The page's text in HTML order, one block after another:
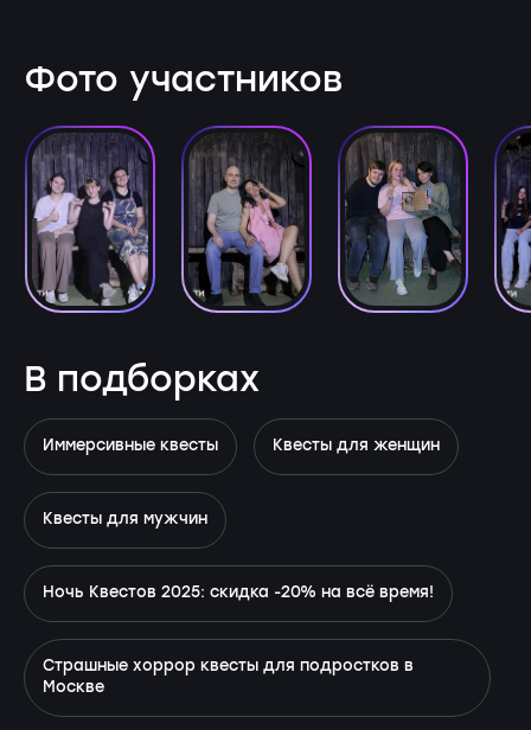
Фото участников
В подборках
Иммерсивные квесты Квесты для женщин
Квесты для мужчин
Ночь Квестов 2025: скидка -20% на всё время!
Страшные хоррор квесты для подростков в
Москве